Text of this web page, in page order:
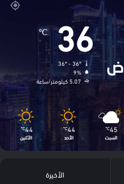
36
℃
36º - 36º
9%
5.07 كيلومتر/ساعة
45
℃
السبت
44
℃
الأحد
44
℃
الأثنين
الأخيرة